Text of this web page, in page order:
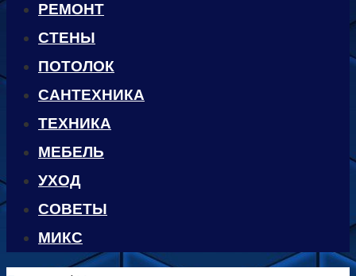
РЕМОНТ
СТЕНЫ
ПОТОЛОК
САНТЕХНИКА
ТЕХНИКА
МЕБЕЛЬ
УХОД
CОВЕТЫ
МИКС